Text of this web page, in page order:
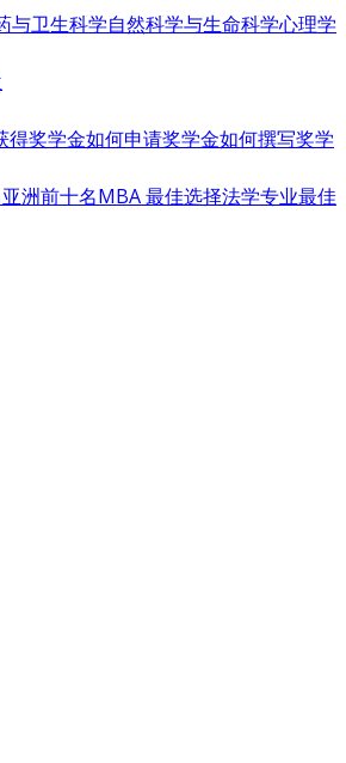
与卫生科学自然科学与生命科学心理学
得奖学金如何申请奖学金如何撰写奖学
亚洲前十名MBA 最佳选择法学专业最佳